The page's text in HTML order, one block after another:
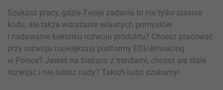
Szukasz pracy, gdzie Twoje zadania to nie tylko pisanie
kodu, ale także wdrażanie własnych pomysłów
i nadawanie kierunku rozwoju produktu? Chcesz pracować
przy rozwoju największej platformy EDI/eInvoicing
w Polsce? Jesteś na bieżąco z trendami, chcesz się stale
rozwijać i nie lubisz nudy? Takich ludzi szukamy!